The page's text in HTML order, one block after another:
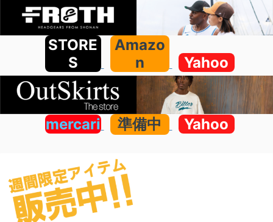
STORE
S
Amazo
n
Yahoo
mercari 準備中 Yahoo